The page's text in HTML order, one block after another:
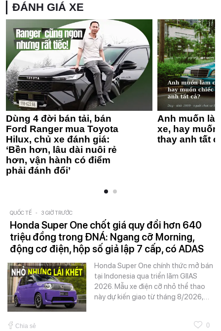
ĐÁNH GIÁ XE
Dùng 4 đời bán tải, bán
Ford Ranger mua Toyota
Hilux, chủ xe đánh giá:
‘Bền hơn, lâu dài nuôi rẻ
hơn, vận hành có điểm
phải đánh đổi’
Anh muốn
xe, hay
thay anh tất
QUỐC TẾ - 3 GIỜ TRƯỚC
Honda Super One chốt giá quy đổi hơn 640
triệu đồng trong ĐNÁ: Ngang cỡ Morning,
động cơ điện, hộp số giả lập 7 cấp, có ADAS
Honda Super One chính thức mở bán
tại Indonesia qua triển lãm GIIAS
2026. Mẫu xe điện cỡ nhỏ thể thao
này dự kiến giao từ tháng 8/2026,…
Chia sẻ 0